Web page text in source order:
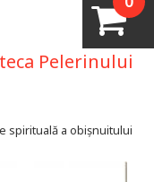
Pelerinului
spirituală a obișnuitului